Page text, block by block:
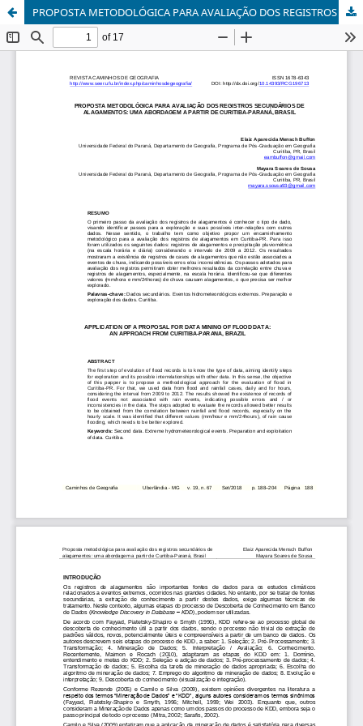
PROPOSTA METODOLÓGICA PARA AVALIAÇÃO DOS REGISTROS SECUNDÁRIOS DE ALAGAMENTOS: UMA ABORDAGEM A PARTIR DE CURITIBA-PARANÁ, BRASIL